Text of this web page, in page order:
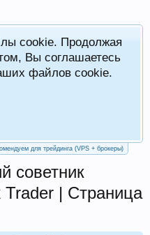
cookie. Продолжая
Вы соглашаетесь
файлов cookie.
для трейдинга (VPS + брокеры)
советник
| Страница